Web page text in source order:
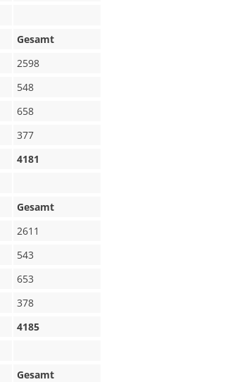
Gesamt
2598
548
658
377
4181
Gesamt
2611
543
653
378
4185
Gesamt